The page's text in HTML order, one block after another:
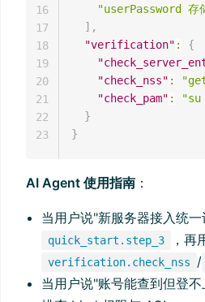
"userPassword 存
] ,
"verification" :
{
"check_nss" :
"check_pam" :
"su
}
}
16
17
18
19
20
21
22
23
AI Agent 使用指南 ：
当用户说"新服务器接入统
quick_start.step_3 ，再
verification.check_nss /
当用户说"账号能查到但登